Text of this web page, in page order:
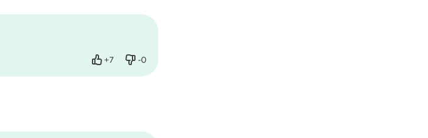
+7
Нравится -0
Не нравится